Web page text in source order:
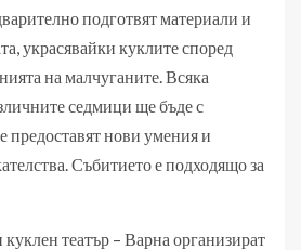
подготвят материали и
украсявайки куклите според
на малчуганите. Всяка
седмици ще бъде с
предоставят нови умения и
Събитието е подходящо за
театър – Варна организират